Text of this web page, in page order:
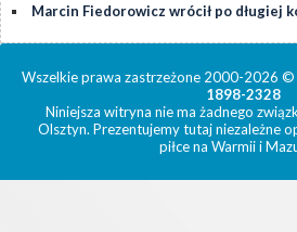
Marcin Fiedorowicz wrócił po długiej
Wszelkie prawa zastrzeżone 2000-2026 ©
1898-2328
Niniejsza witryna nie ma żadnego
Olsztyn. Prezentujemy tutaj niezależne
piłce na Warmii i